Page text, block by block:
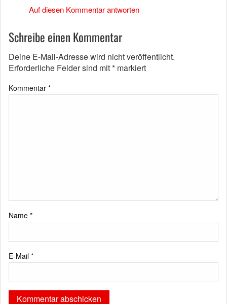
Auf diesen Kommentar antworten
Schreibe einen Kommentar
Deine E-Mail-Adresse wird nicht veröffentlicht.
Erforderliche Felder sind mit* markiert
Kommentar *
Name *
E-Mail *